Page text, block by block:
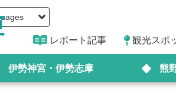
レポート記事 観光スポ
伊勢神宮・伊勢志摩 熊